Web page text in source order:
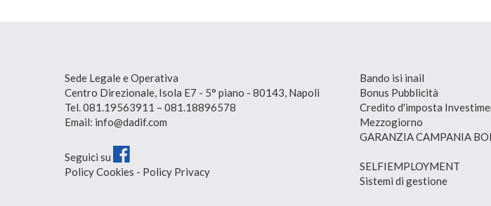
Sede Legale e Operativa
Centro Direzionale, Isola E7 - 5° piano - 80143, Napoli
Tel. 081.19563911 – 081.18896578
Email: info@dadif.com
Seguici su
Policy Cookies - Policy Privacy
Bando isi inail
Bonus Pubblicità
Credito d'imposta
Mezzogiorno
GARANZIA CAMPANIA
SELFIEMPLOYMENT
Sistemi di gestione